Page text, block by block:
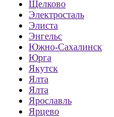
Щелково
Электросталь
Элиста
Энгельс
Южно-Сахалинск
Юрга
Якутск
Ялта
Ялта
Ярославль
Ярцево